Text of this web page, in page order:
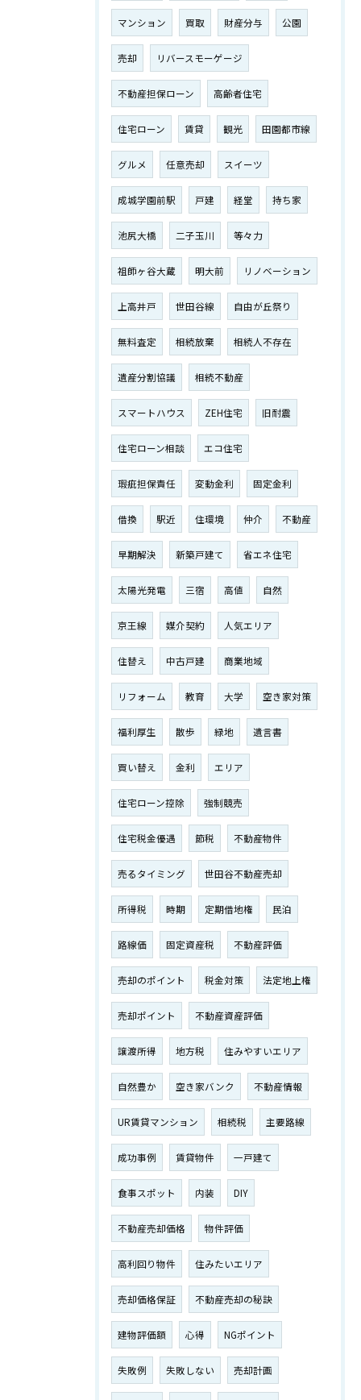
マンション 買取 財産分与 公園
売却 リバースモーゲージ
不動産担保ローン 高齢者住宅
住宅ローン 賃貸 観光 田園都市線
グルメ 任意売却 スイーツ
成城学園前駅 戸建 経堂 持ち家
池尻大橋 二子玉川 等々力
祖師ヶ谷大蔵 明大前 リノベーション
上高井戸 世田谷線 自由が丘祭り
無料査定 相続放棄 相続人不存在
遺産分割協議 相続不動産
スマートハウス ZEH住宅 旧耐震
住宅ローン相談 エコ住宅
瑕疵担保責任 変動金利 固定金利
借換 駅近 住環境 仲介 不動産
早期解決 新築戸建て 省エネ住宅
太陽光発電 三宿 高値 自然
京王線 媒介契約 人気エリア
住替え 中古戸建 商業地域
リフォーム 教育 大学 空き家対策
福利厚生 散歩 緑地 遺言書
買い替え 金利 エリア
住宅ローン控除 強制競売
住宅税金優遇 節税 不動産物件
売るタイミング 世田谷不動産売却
所得税 時期 定期借地権 民泊
路線価 固定資産税 不動産評価
売却のポイント 税金対策 法定地上権
売却ポイント 不動産資産評価
譲渡所得 地方税 住みやすいエリア
自然豊か 空き家バンク 不動産情報
UR賃貸マンション 相続税 主要路線
成功事例 賃貸物件 一戸建て
食事スポット 内装 DIY
不動産売却価格 物件評価
高利回り物件 住みたいエリア
売却価格保証 不動産売却の秘訣
建物評価額 心得 NGポイント
失敗例 失敗しない 売却計画